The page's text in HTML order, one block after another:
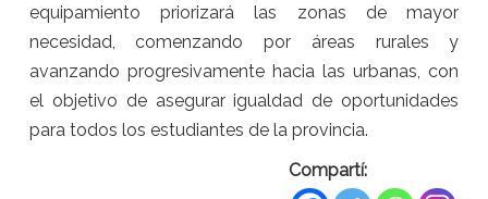
equipamiento priorizará las zonas de mayor
necesidad, comenzando por áreas rurales y
avanzando progresivamente hacia las urbanas, con
el objetivo de asegurar igualdad de oportunidades
para todos los estudiantes de la provincia.
Compartí: